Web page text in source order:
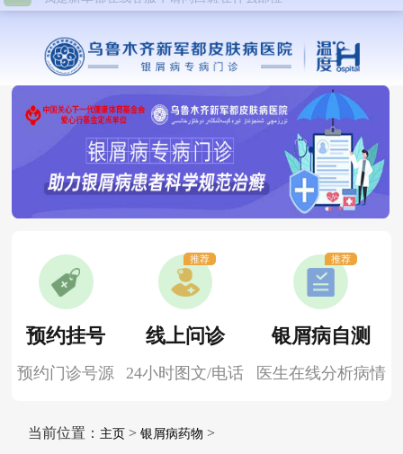
预约挂号
预约门诊号源
线上问诊
24小时图文/电话
推荐
银屑病自测
医生在线分析病情
推荐
当前位置： 主页> 银屑病药物 >